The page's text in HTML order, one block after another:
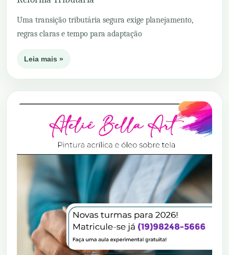
Uma transição tributária segura exige planejamento,
regras claras e tempo para adaptação
Leia mais »